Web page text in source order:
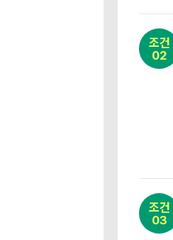
조건
02
조건
03